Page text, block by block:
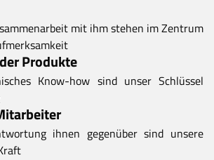
mit ihm stehen im Zentrum
Produkte
Know-how sind unser Schlüssel
ihnen gegenüber sind unsere